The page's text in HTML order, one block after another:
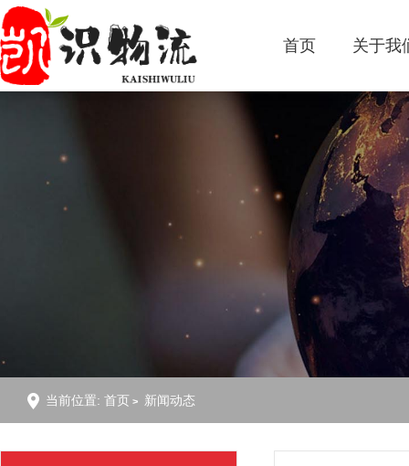
首页 关于我
当前位置: 首页 新闻动态